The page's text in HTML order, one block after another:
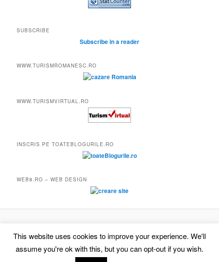
SUBSCRIBE
Subscribe in a reader
WWW.TURISMROMANESC.RO
WWW.TURISMVIRTUAL.RO
INSCRIS PE TOATEBLOGURILE.RO
WEB8.RO – WEB DESIGN
This website uses cookies to improve your experience. We'll
assume you're ok with this, but you can opt-out if you wish.